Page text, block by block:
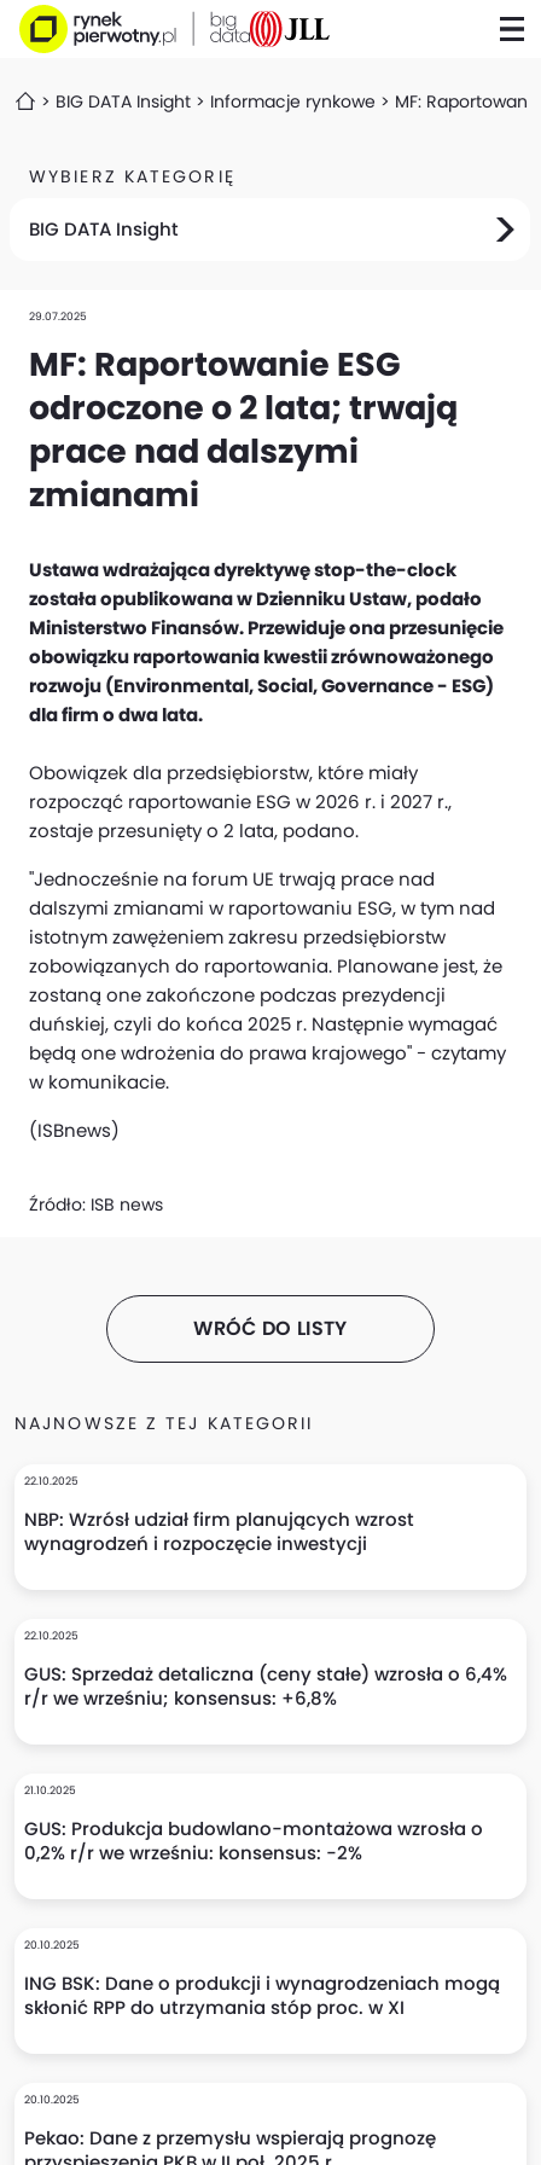
BIG DATA Insight Informacje rynkowe MF:
WYBIERZ KATEGORIĘ
BIG DATA Insight
29.07.2025
MF: Raportowanie ESG
odroczone o 2 lata; trwają
prace nad dalszymi
zmianami
Ustawa wdrażająca dyrektywę stop-the-clock
została opublikowana w Dzienniku Ustaw, podało
Ministerstwo Finansów. Przewiduje ona przesunięcie
obowiązku raportowania kwestii zrównoważonego
rozwoju (Environmental, Social, Governance - ESG)
dla firm o dwa lata.
Obowiązek dla przedsiębiorstw, które miały
rozpocząć raportowanie ESG w 2026 r. i 2027 r.,
zostaje przesunięty o 2 lata, podano.
"Jednocześnie na forum UE trwają prace nad
dalszymi zmianami w raportowaniu ESG, w tym nad
istotnym zawężeniem zakresu przedsiębiorstw
zobowiązanych do raportowania. Planowane jest, że
zostaną one zakończone podczas prezydencji
duńskiej, czyli do końca 2025 r. Następnie wymagać
będą one wdrożenia do prawa krajowego" - czytamy
w komunikacie.
(ISBnews)
Źródło: ISB news
WRÓĆ DO LISTY
NAJNOWSZE Z TEJ KATEGORII
22.10.2025
NBP: Wzrósł udział firm planujących wzrost
wynagrodzeń i rozpoczęcie inwestycji
22.10.2025
GUS: Sprzedaż detaliczna (ceny stałe) wzrosła o 6,4%
r/r we wrześniu; konsensus: +6,8%
21.10.2025
GUS: Produkcja budowlano-montażowa wzrosła o
0,2% r/r we wrześniu: konsensus: -2%
20.10.2025
ING BSK: Dane o produkcji i wynagrodzeniach mogą
skłonić RPP do utrzymania stóp proc. w XI
20.10.2025
Pekao: Dane z przemysłu wspierają prognozę